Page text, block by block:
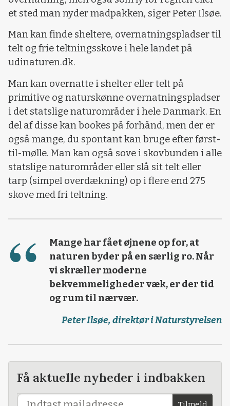
et sted man nyder madpakken, siger Peter Ilsøe.
Man kan finde sheltere, overnatningspladser til
telt og frie teltningsskove i hele landet på
udinaturen.dk.
Man kan overnatte i shelter eller telt på
primitive og naturskønne overnatningspladser
i det statslige naturområder i hele Danmark. En
del af disse kan bookes på forhånd, men der er
også mange, du spontant kan bruge efter først-
til-mølle. Man kan også sove i skovbunden i alle
statslige naturområder eller slå sit telt eller
tarp (simpel overdækning) op i flere end 275
skove med fri teltning.
Mange har fået øjnene op for, at
naturen byder på en særlig ro. Når
vi skræller moderne
bekvemmeligheder væk, er der tid
og rum til nærvær.
Peter Ilsøe, direktør i Naturstyrelsen
Få aktuelle nyheder i indbakken